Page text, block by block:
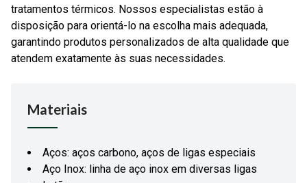
tratamentos térmicos. Nossos especialistas estão à
disposição para orientá-lo na escolha mais adequada,
garantindo produtos personalizados de alta qualidade que
atendem exatamente às suas necessidades.
Materiais
Aços: aços carbono, aços de ligas especiais
Aço Inox: linha de aço inox em diversas ligas